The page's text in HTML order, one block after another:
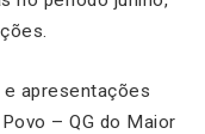
apresentações
– QG do Maior